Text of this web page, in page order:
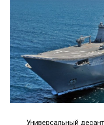
Универсальный